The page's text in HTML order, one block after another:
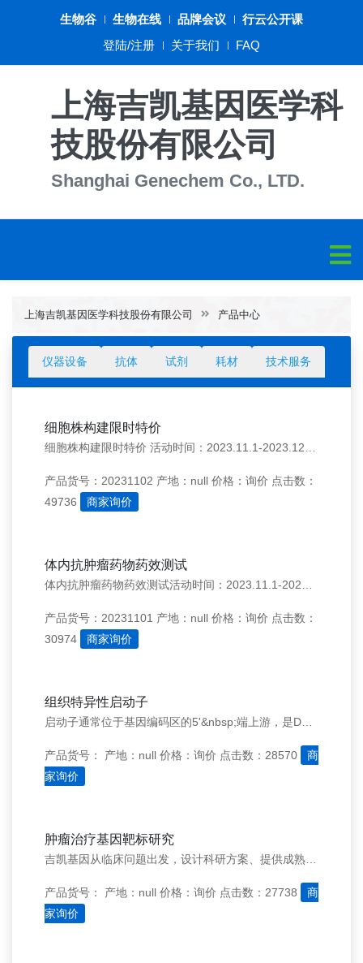
生物谷 生物在线 品牌会议
行云公开课
登陆/注册
关于我们 FAQ
上海吉凯基因医学科
技股份有限公司
Shanghai Genechem Co., LTD.
上海吉凯基因医学科技股份有限公司 产品中心
仪器设备 抗体 试剂 耗材 技术服务
细胞株构建限时特价
产品货号：20231102 产地：null 价格：询价 点击数：
49736
商家询价
体内抗肿瘤药物药效测试
产品货号：20231101 产地：null 价格：询价 点击数：
30974
商家询价
组织特异性启动子
产品货号： 产地：null 价格：询价 点击数：28570
商
家询价
肿瘤治疗基因靶标研究
产品货号： 产地：null 价格：询价 点击数：27738
商
家询价